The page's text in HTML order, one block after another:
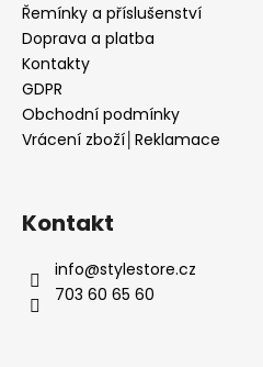
Řemínky a příslušenství
Doprava a platba
Kontakty
GDPR
Obchodní podmínky
Vrácení zboží│Reklamace
Kontakt
info@stylestore.cz
703 60 65 60